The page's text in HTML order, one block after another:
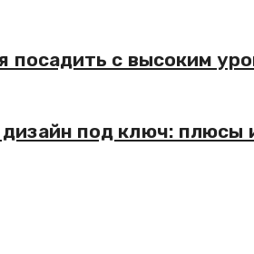
посадить с высоким
под ключ: плюсы